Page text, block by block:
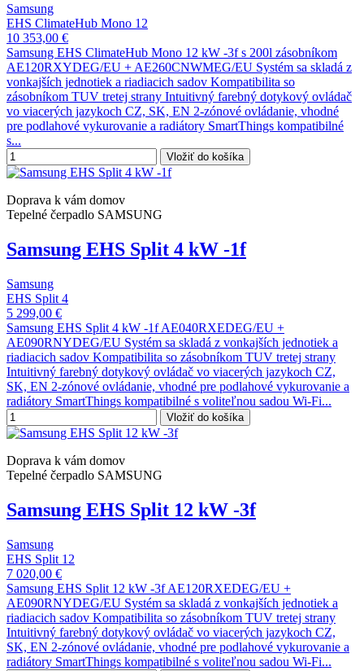
Samsung
EHS ClimateHub Mono 12
10 353,00 €
Samsung EHS ClimateHub Mono 12 kW -3f s 200l zásobníkom
AE120RXYDEG/EU + AE260CNWMEG/EU Systém sa skladá z
vonkajších jednotiek a riadiacich sadov Kompatibilita so
zásobníkom TUV tretej strany Intuitivný farebný dotykový ovládač
vo viacerých jazykoch CZ, SK, EN 2-zónové ovládanie, vhodné
pre podlahové vykurovanie a radiátory SmartThings kompatibilné
s...
Vložiť do košíka
Doprava k vám domov
Tepelné čerpadlo SAMSUNG
Samsung EHS Split 4 kW -1f
Samsung
EHS Split 4
5 299,00 €
Samsung EHS Split 4 kW -1f AE040RXEDEG/EU +
AE090RNYDEG/EU Systém sa skladá z vonkajších jednotiek a
riadiacich sadov Kompatibilita so zásobníkom TUV tretej strany
Intuitivný farebný dotykový ovládač vo viacerých jazykoch CZ,
SK, EN 2-zónové ovládanie, vhodné pre podlahové vykurovanie a
radiátory SmartThings kompatibilné s voliteľnou sadou Wi-Fi...
Vložiť do košíka
Doprava k vám domov
Tepelné čerpadlo SAMSUNG
Samsung EHS Split 12 kW -3f
Samsung
EHS Split 12
7 020,00 €
Samsung EHS Split 12 kW -3f AE120RXEDEG/EU +
AE090RNYDEG/EU Systém sa skladá z vonkajších jednotiek a
riadiacich sadov Kompatibilita so zásobníkom TUV tretej strany
Intuitivný farebný dotykový ovládač vo viacerých jazykoch CZ,
SK, EN 2-zónové ovládanie, vhodné pre podlahové vykurovanie a
radiátory SmartThings kompatibilné s voliteľnou sadou Wi-Fi...